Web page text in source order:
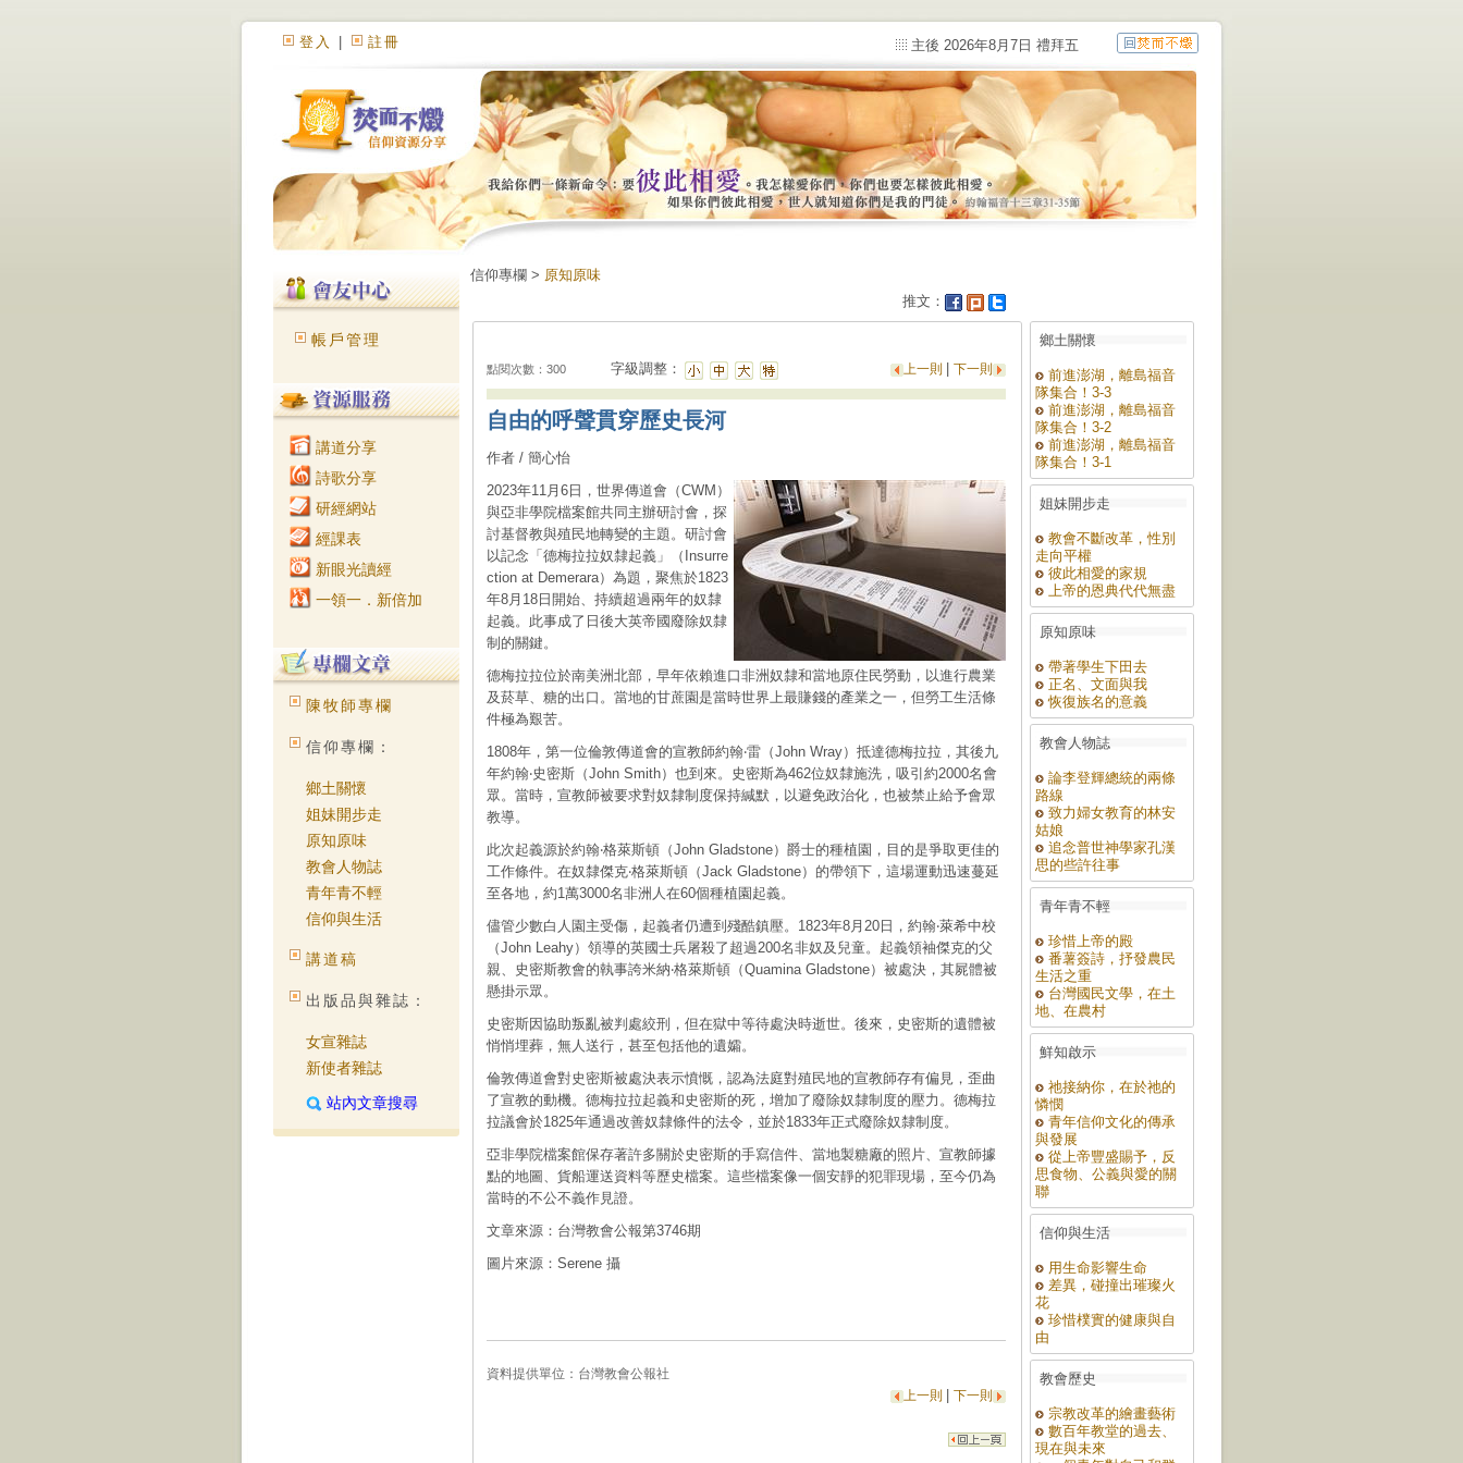
登入 註冊 主後 2026年8月7日 禮拜五
帳戶管理
講道分享
詩歌分享
研經網站
經課表
新眼光讀經
一領一．新倍加
陳牧師專欄
信仰專欄：
鄉土關懷
姐妹開步走
原知原味
教會人物誌
青年青不輕
信仰與生活
講道稿
出版品與雜誌：
女宣雜誌
新使者雜誌
站內文章搜尋
信仰專欄 > 原知原味
推文：
點閱次數：300 字級調整： 上一則 下一則
自由的呼聲貫穿歷史長河
作者 / 簡心怡
2023年11月6日，世界傳道會（CWM）
與亞非學院檔案館共同主辦研討會，探
討基督教與殖民地轉變的主題。研討會
以記念「德梅拉拉奴隸起義」（Insurre
ction at Demerara）為題，聚焦於1823
年8月18日開始、持續超過兩年的奴隸
起義。此事成了日後大英帝國廢除奴隸
制的關鍵。
德梅拉拉位於南美洲北部，早年依賴進口非洲奴隸和當地原住民勞動，以進行農業
及菸草、糖的出口。當地的甘蔗園是當時世界上最賺錢的產業之一，但勞工生活條
件極為艱苦。
1808年，第一位倫敦傳道會的宣教師約翰‧雷（John Wray）抵達德梅拉拉，其後九
年約翰‧史密斯（John Smith）也到來。史密斯為462位奴隸施洗，吸引約2000名會
眾。當時，宣教師被要求對奴隸制度保持緘默，以避免政治化，也被禁止給予會眾
教導。
此次起義源於約翰‧格萊斯頓（John Gladstone）爵士的種植園，目的是爭取更佳的
工作條件。在奴隸傑克‧格萊斯頓（Jack Gladstone）的帶領下，這場運動迅速蔓延
至各地，約1萬3000名非洲人在60個種植園起義。
儘管少數白人園主受傷，起義者仍遭到殘酷鎮壓。1823年8月20日，約翰‧萊希中校
（John Leahy）領導的英國士兵屠殺了超過200名非奴及兒童。起義領袖傑克的父
親、史密斯教會的執事誇米納‧格萊斯頓（Quamina Gladstone）被處決，其屍體被
懸掛示眾。
史密斯因協助叛亂被判處絞刑，但在獄中等待處決時逝世。後來，史密斯的遺體被
悄悄埋葬，無人送行，甚至包括他的遺孀。
倫敦傳道會對史密斯被處決表示憤慨，認為法庭對殖民地的宣教師存有偏見，歪曲
了宣教的動機。德梅拉拉起義和史密斯的死，增加了廢除奴隸制度的壓力。德梅拉
拉議會於1825年通過改善奴隸條件的法令，並於1833年正式廢除奴隸制度。
亞非學院檔案館保存著許多關於史密斯的手寫信件、當地製糖廠的照片、宣教師據
點的地圖、貨船運送資料等歷史檔案。這些檔案像一個安靜的犯罪現場，至今仍為
當時的不公不義作見證。
文章來源：台灣教會公報第3746期
圖片來源：Serene 攝
資料提供單位： 台灣教會公報社
上一則
下一則
鄉土關懷
前進澎湖，離島福音
隊集合！3-3
前進澎湖，離島福音
隊集合！3-2
前進澎湖，離島福音
隊集合！3-1
姐妹開步走
教會不斷改革，性別
走向平權
彼此相愛的家規
上帝的恩典代代無盡
原知原味
帶著學生下田去
正名、文面與我
恢復族名的意義
教會人物誌
論李登輝總統的兩條
路線
致力婦女教育的林安
姑娘
追念普世神學家孔漢
思的些許往事
青年青不輕
珍惜上帝的殿
番薯簽詩，抒發農民
生活之重
台灣國民文學，在土
地、在農村
鮮知啟示
祂接納你，在於祂的
憐憫
青年信仰文化的傳承
與發展
從上帝豐盛賜予，反
思食物、公義與愛的關
聯
信仰與生活
用生命影響生命
差異，碰撞出璀璨火
花
珍惜樸實的健康與自
由
教會歷史
宗教改革的繪畫藝術
數百年教堂的過去、
現在與未來